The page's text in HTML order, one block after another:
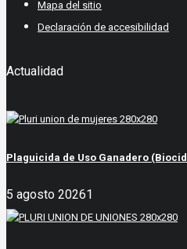
Mapa del sitio
Declaración de accesibilidad
Actualidad
Plaguicida de Uso Ganadero
5 agosto 20261